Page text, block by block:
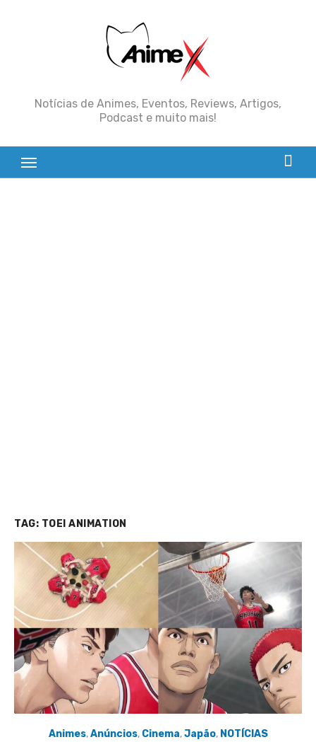
Notícias de Animes, Eventos, Reviews, Artigos,
Podcast e muito mais!
TAG: TOEI ANIMATION
Animes,Anúncios, Cinema,Japão, NOTÍCIAS